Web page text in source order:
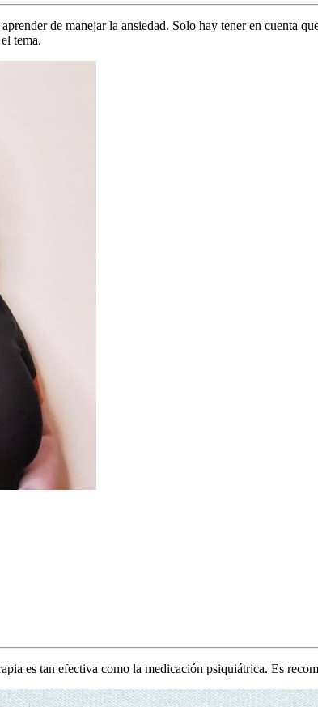
de manejar la ansiedad. Solo hay tener en cuenta
tema.
es tan efectiva como la medicación psiquiátrica. Es